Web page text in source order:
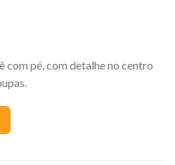
com pé, com detalhe no centro